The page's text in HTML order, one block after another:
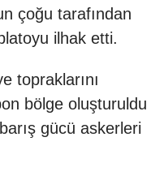
çoğu tarafından
ilhak etti.
topraklarını
bölge oluşturuldu
gücü askerleri